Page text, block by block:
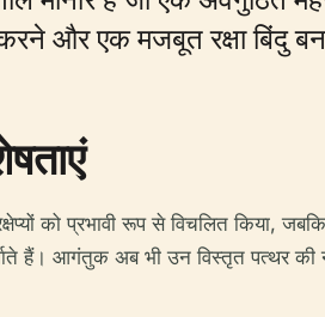
करने और एक मजबूत रक्षा बिंदु
को प्रभावी रूप से विचलित किया,
हैं। आगंतुक अब भी उन विस्तृत पत्थर